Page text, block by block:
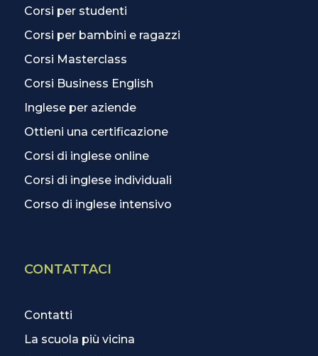
Corsi per studenti
Corsi per bambini e ragazzi
Corsi Masterclass
Corsi Business English
Inglese per aziende
Ottieni una certificazione
Corsi di inglese online
Corsi di inglese individuali
Corso di inglese intensivo
CONTATTACI
Contatti
La scuola più vicina